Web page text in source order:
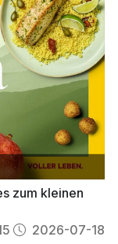
zum kleinen
2026-07-18